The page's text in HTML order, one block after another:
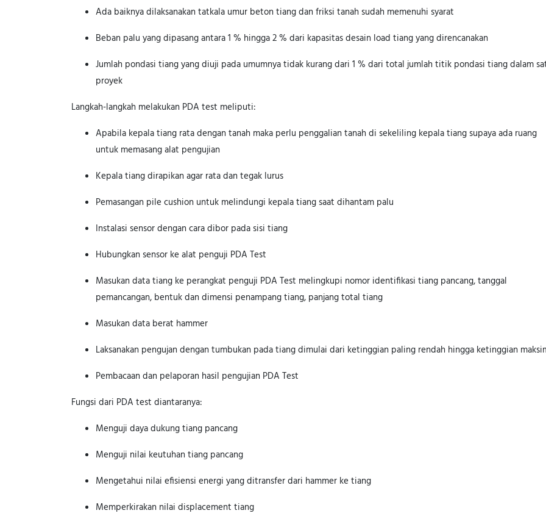
Ada baiknya dilaksanakan tatkala umur beton tiang dan friksi tanah sudah memenuhi syarat
Beban palu yang dipasang antara 1 % hingga 2 % dari kapasitas desain load tiang yang direncanakan
Jumlah pondasi tiang yang diuji pada umumnya tidak kurang dari 1 % dari total jumlah titik pondasi tiang dalam
proyek
Langkah-langkah melakukan PDA test meliputi:
Apabila kepala tiang rata dengan tanah maka perlu penggalian tanah di sekeliling kepala tiang supaya ada ruang
untuk memasang alat pengujian
Kepala tiang dirapikan agar rata dan tegak lurus
Pemasangan pile cushion untuk melindungi kepala tiang saat dihantam palu
Instalasi sensor dengan cara dibor pada sisi tiang
Hubungkan sensor ke alat penguji PDA Test
Masukan data tiang ke perangkat penguji PDA Test melingkupi nomor identifikasi tiang pancang, tanggal
pemancangan, bentuk dan dimensi penampang tiang, panjang total tiang
Masukan data berat hammer
Laksanakan pengujan dengan tumbukan pada tiang dimulai dari ketinggian paling rendah hingga ketinggian
Pembacaan dan pelaporan hasil pengujian PDA Test
Fungsi dari PDA test diantaranya:
Menguji daya dukung tiang pancang
Menguji nilai keutuhan tiang pancang
Mengetahui nilai efisiensi energi yang ditransfer dari hammer ke tiang
Memperkirakan nilai displacement tiang